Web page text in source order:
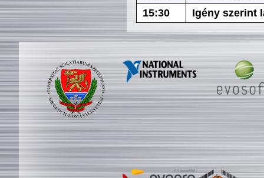
15:30
Igény szerint